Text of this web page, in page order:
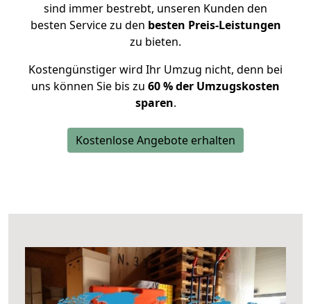
sind immer bestrebt, unseren Kunden den
besten Service zu den besten Preis-Leistungen
zu bieten.
Kostengünstiger wird Ihr Umzug nicht, denn bei
uns können Sie bis zu 60 % der Umzugskosten
sparen.
Kostenlose Angebote erhalten